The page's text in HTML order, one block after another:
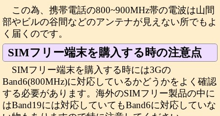
この為、携帯電話の800~900MHz帯の電波は山間
部やビルの谷間などのアンテナが見えない所でもよ
く届くのです。
SIMフリー端末を購入する時の注意点
SIMフリー端末を購入する時には3Gの
Band6(800MHz)に対応しているかどうかをよく確認
する必要があります。海外のSIMフリー製品の中に
はBand19には対応していてもBand6に対応していな